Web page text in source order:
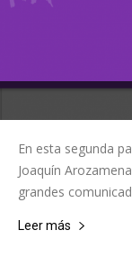
En esta segunda
Joaquín
grandes
Leer más